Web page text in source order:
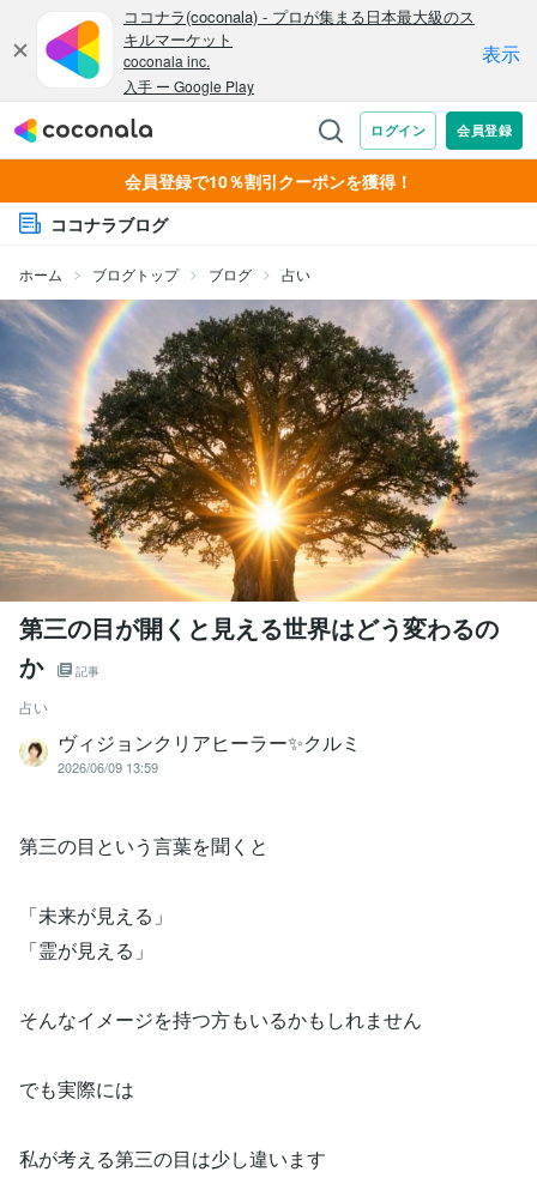
会員登録で10％割引クーポンを獲得！
ココナラブログ
ホーム ブログトップ ブログ 占い
第三の目が開くと見える世界はどう変わるの
か
記事
占い
ヴィジョンクリアヒーラー✨クルミ
2026/06/09 13:59
第三の目という言葉を聞くと
「未来が見える」
「霊が見える」
そんなイメージを持つ方もいるかもしれません
でも実際には
私が考える第三の目は少し違います